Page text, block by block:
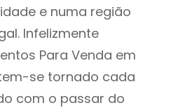
e numa região
Infelizmente
Para Venda em
se tornado cada
com o passar do